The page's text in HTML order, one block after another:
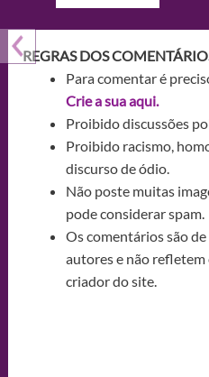
REGRAS DOS
Para comentar é
Crie a sua aqui.
Proibido discussões
Proibido racismo,
discurso de ódio.
Não poste muitas
pode considerar spam.
Os comentários são
autores e não refletem
criador do site.